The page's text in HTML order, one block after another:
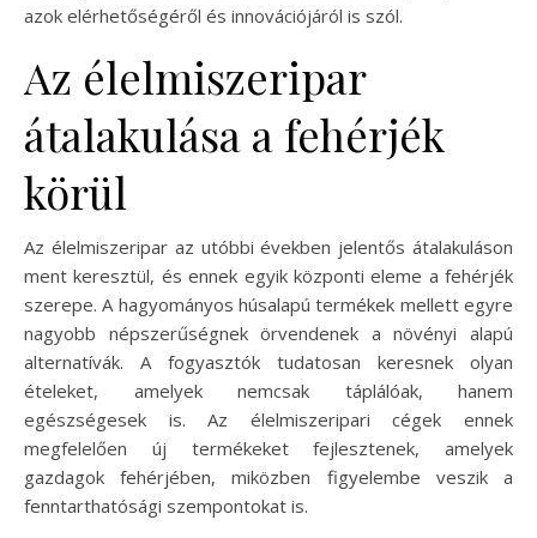
azok elérhetőségéről és innovációjáról is szól.
Az élelmiszeripar
átalakulása a fehérjék
körül
Az élelmiszeripar az utóbbi években jelentős átalakuláson
ment keresztül, és ennek egyik központi eleme a fehérjék
szerepe. A hagyományos húsalapú termékek mellett egyre
nagyobb népszerűségnek örvendenek a növényi alapú
alternatívák. A fogyasztók tudatosan keresnek olyan
ételeket, amelyek nemcsak táplálóak, hanem
egészségesek is. Az élelmiszeripari cégek ennek
megfelelően új termékeket fejlesztenek, amelyek
gazdagok fehérjében, miközben figyelembe veszik a
fenntarthatósági szempontokat is.